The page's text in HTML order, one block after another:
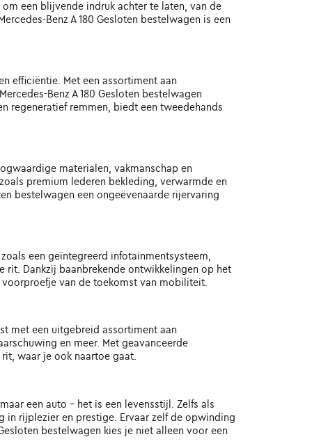
een blijvende indruk achter te laten, van de
Benz A 180 Gesloten bestelwagen is een
efficiëntie. Met een assortiment aan
Benz A 180 Gesloten bestelwagen
regeneratief remmen, biedt een tweedehands
materialen, vakmanschap en
premium lederen bekleding, verwarmde en
bestelwagen een ongeëvenaarde rijervaring
een geïntegreerd infotainmentsysteem,
Dankzij baanbrekende ontwikkelingen op het
van de toekomst van mobiliteit.
met een uitgebreid assortiment aan
en meer. Met geavanceerde
waar je ook naartoe gaat.
een auto - het is een levensstijl. Zelfs als
in rijplezier en prestige. Ervaar zelf de opwinding
bestelwagen kies je niet alleen voor een